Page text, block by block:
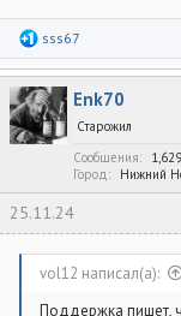
Р
а
к
ц
и
и
sss67
Enk70
Старожил
Сообщения
1,629
Город
Нижний
25.11.24
vol12 написал(а):
Поддержка пишет,